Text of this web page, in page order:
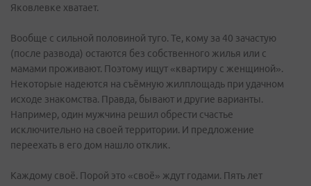
Яковлевке хватает.
Вообще с сильной половиной туго. Те, кому за 40 зачастую
(после развода) остаются без собственного жилья или с
мамами проживают. Поэтому ищут «квартиру с женщиной».
Некоторые надеются на съёмную жилплощадь при удачном
исходе знакомства. Правда, бывают и другие варианты.
Например, один мужчина решил обрести счастье
исключительно на своей территории. И предложение
переехать в его дом нашло отклик.
Каждому своё. Порой это «своё» ждут годами. Пять лет